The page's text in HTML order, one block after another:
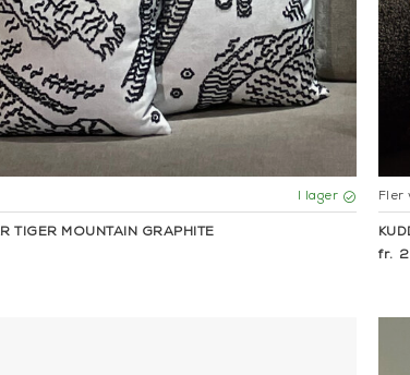
ÖNSKEMÅL
i valfritt tyg från vårt sortiment. Oavsett
hjälper vi dig att hitta rätt tyg, storlek och
e-post info@mariellastore.se
så hjälper vi dig att
I lager
TIGER MOUNTAIN GRAPHITE
Fler